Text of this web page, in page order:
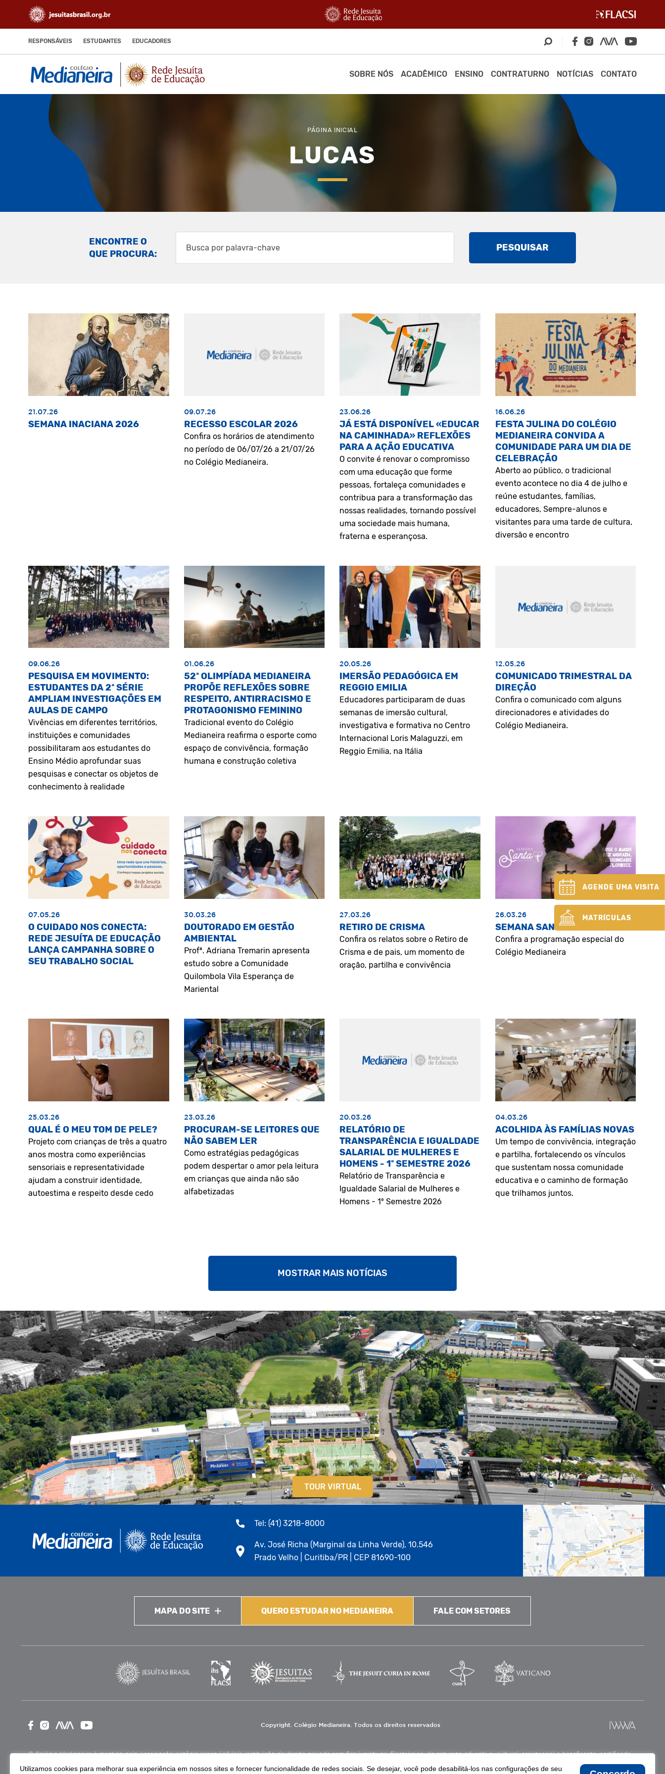
RESPONSÁVEIS ESTUDANTES EDUCADORES
SOBRE NÓS ACADÊMICO ENSINO CONTRATURNO NOTÍCIAS CONTATO
PÁGINA INICIAL
LUCAS
ENCONTRE O
QUE PROCURA:
PESQUISAR
21.07.26
SEMANA INACIANA 2026
09.07.26
RECESSO ESCOLAR 2026
Confira os horários de atendimento
no período de 06/07/26 a 21/07/26
no Colégio Medianeira.
23.06.26
JÁ ESTÁ DISPONÍVEL «EDUCAR
NA CAMINHADA» REFLEXÕES
PARA A AÇÃO EDUCATIVA
O convite é renovar o compromisso
com uma educação que forme
pessoas, fortaleça comunidades e
contribua para a transformação das
nossas realidades, tornando possível
uma sociedade mais humana,
fraterna e esperançosa.
16.06.26
FESTA JULINA DO COLÉGIO
MEDIANEIRA CONVIDA A
COMUNIDADE PARA UM DIA DE
CELEBRAÇÃO
Aberto ao público, o tradicional
evento acontece no dia 4 de julho e
reúne estudantes, famílias,
educadores, Sempre-alunos e
visitantes para uma tarde de cultura,
diversão e encontro
09.06.26
PESQUISA EM MOVIMENTO:
ESTUDANTES DA 2ª SÉRIE
AMPLIAM INVESTIGAÇÕES EM
AULAS DE CAMPO
Vivências em diferentes territórios,
instituições e comunidades
possibilitaram aos estudantes do
Ensino Médio aprofundar suas
pesquisas e conectar os objetos de
conhecimento à realidade
01.06.26
52ª OLIMPÍADA MEDIANEIRA
PROPÕE REFLEXÕES SOBRE
RESPEITO, ANTIRRACISMO E
PROTAGONISMO FEMININO
Tradicional evento do Colégio
Medianeira reafirma o esporte como
espaço de convivência, formação
humana e construção coletiva
20.05.26
IMERSÃO PEDAGÓGICA EM
REGGIO EMILIA
Educadores participaram de duas
semanas de imersão cultural,
investigativa e formativa no Centro
Internacional Loris Malaguzzi, em
Reggio Emilia, na Itália
12.05.26
COMUNICADO TRIMESTRAL DA
DIREÇÃO
Confira o comunicado com alguns
direcionadores e atividades do
Colégio Medianeira.
07.05.26
O CUIDADO NOS CONECTA:
REDE JESUÍTA DE EDUCAÇÃO
LANÇA CAMPANHA SOBRE O
SEU TRABALHO SOCIAL
30.03.26
DOUTORADO EM GESTÃO
AMBIENTAL
Profª. Adriana Tremarin apresenta
estudo sobre a Comunidade
Quilombola Vila Esperança de
Mariental
27.03.26
RETIRO DE CRISMA
Confira os relatos sobre o Retiro de
Crisma e de pais, um momento de
oração, partilha e convivência
26.03.26
SEMANA SANTA
Confira a programação especial do
Colégio Medianeira
25.03.26
QUAL É O MEU TOM DE PELE?
Projeto com crianças de três a quatro
anos mostra como experiências
sensoriais e representatividade
ajudam a construir identidade,
autoestima e respeito desde cedo
23.03.26
PROCURAM-SE LEITORES QUE
NÃO SABEM LER
Como estratégias pedagógicas
podem despertar o amor pela leitura
em crianças que ainda não são
alfabetizadas
20.03.26
RELATÓRIO DE
TRANSPARÊNCIA E IGUALDADE
SALARIAL DE MULHERES E
HOMENS - 1º SEMESTRE 2026
Relatório de Transparência e
Igualdade Salarial de Mulheres e
Homens - 1º Semestre 2026
04.03.26
ACOLHIDA ÀS FAMÍLIAS NOVAS
Um tempo de convivência, integração
e partilha, fortalecendo os vínculos
que sustentam nossa comunidade
educativa e o caminho de formação
que trilhamos juntos.
MOSTRAR MAIS NOTÍCIAS
AGENDE UMA VISITA
MATRÍCULAS
TOUR VIRTUAL
Tel: (41) 3218-8000
Av. José Richa (Marginal da Linha Verde), 10.546
Prado Velho | Curitiba/PR | CEP 81690-100
MAPA DO SITE QUERO ESTUDAR NO MEDIANEIRA FALE COM SETORES
Copyright. Colégio Medianeira. Todos os direitos reservados
O Colégio Medianeira é mantido pela Associação Antônio Vieira (ASAV), instituição de direito privado sem fins lucrativos, filantrópica, de natureza educativa, cultural, assistencial e beneficente, certificada
Utilizamos cookies para melhorar sua experiência em nossos sites e fornecer funcionalidade de redes sociais. Se desejar, você pode desabilitá-los nas configurações de seu